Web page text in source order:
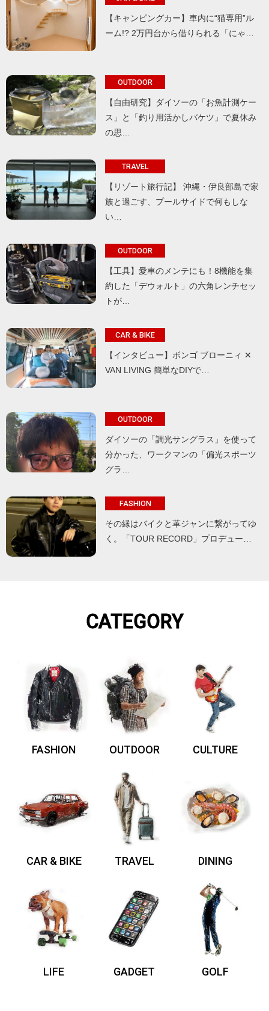
【キャンピングカー】車内に“猫専用”ル
ーム!? 2万円台から借りられる「にゃ…
OUTDOOR
【自由研究】ダイソーの「お魚計測ケー
ス」と「釣り用活かしバケツ」で夏休み
の思…
TRAVEL
【リゾート旅行記】 沖縄・伊良部島で家
族と過ごす、プールサイドで何もしな
い…
OUTDOOR
【工具】愛車のメンテにも！8機能を集
約した「デウォルト」の六角レンチセッ
トが…
CAR & BIKE
【インタビュー】ボンゴ ブローニィ ✕
VAN LIVING 簡単なDIYで…
OUTDOOR
ダイソーの「調光サングラス」を使って
分かった、ワークマンの「偏光スポーツ
グラ…
FASHION
その縁はバイクと革ジャンに繋がってゆ
く。「TOUR RECORD」プロデュー…
CATEGORY
FASHION OUTDOOR CULTURE
CAR & BIKE TRAVEL DINING
LIFE GADGET GOLF